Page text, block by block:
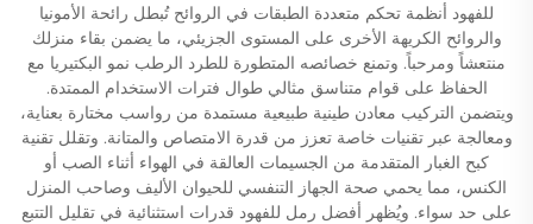
للفهود أنظمة تحكم متعددة الطبقات في الروائح تُبطل رائحة الأمونيا
والروائح الكريهة الأخرى على المستوى الجزيئي، ما يضمن بقاء منزلك
منتعشاً ومرحباً. وتمنع خصائصه المتطورة للطرد الرطب نمو البكتيريا مع
الحفاظ على قوام متناسق مثالي طوال فترات الاستخدام الممتدة.
ويتضمن التركيب معادن طينية طبيعية مستمدة من رواسب مختارة بعناية،
ومعالجة عبر تقنيات خاصة تعزز من قدرة الامتصاص والمتانة. وتقلل تقنية
كبح الغبار المتقدمة من الجسيمات العالقة في الهواء أثناء الصب أو
الكنس، مما يحمي صحة الجهاز التنفسي للحيوان الأليف وصاحب المنزل
على حد سواء. ويُظهر أفضل رمل للفهود قدرات استثنائية في تقليل التتبع